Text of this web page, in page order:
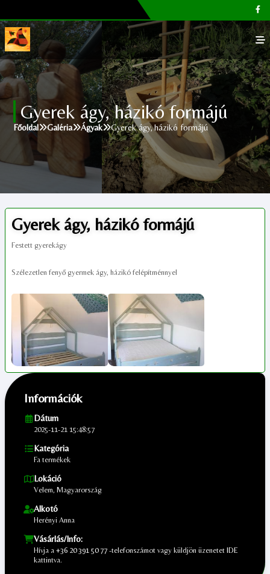
Főoldal
Galéria
Megvásárolható termékek
Cikkek, tippek
Gyerek ágy, házikó formájú
Főoldal Galéria Ágyak Gyerek ágy, házikó formájú
Gyerek ágy, házikó formájú
Festett gyerekágy
Szélezetlen fenyő gyermek ágy, házikó felépítménnyel
Információk
Dátum
2025-11-21 15:48:57
Kategória
Fa termékek
Lokáció
Velem, Magyarország
Alkotó
Herényi Anna
Vásárlás/Info:
Hívja a +36 20 391 50 77 -telefonszámot vagy küldjön üzenetet IDE
kattintva.